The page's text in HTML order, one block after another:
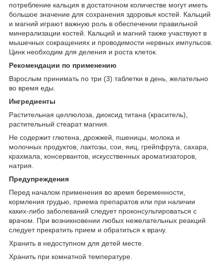
потребление кальция в достаточном количестве могут иметь
большое значение для сохранения здоровья костей. Кальций
и магний играют важную роль в обеспечении правильной
минерализации костей. Кальций и магний также участвуют в
мышечных сокращениях и проводимости нервных импульсов.
Цинк необходим для деления и роста клеток.
Рекомендации по применению
Взрослым принимать по три (3) таблетки в день, желательно
во время еды.
Ингредиенты
Растительная целлюлоза, диоксид титана (краситель),
растительный стеарат магния.
Не содержит глютена, дрожжей, пшеницы, молока и
молочных продуктов, лактозы, сои, яиц, грейпфрута, сахара,
крахмала, консервантов, искусственных ароматизаторов,
натрия.
Предупреждения
Перед началом применения во время беременности,
кормления грудью, приема препаратов или при наличии
каких-либо заболеваний следует проконсультироваться с
врачом. При возникновении любых нежелательных реакций
следует прекратить прием и обратиться к врачу.
Хранить в недоступном для детей месте.
Хранить при комнатной температуре.